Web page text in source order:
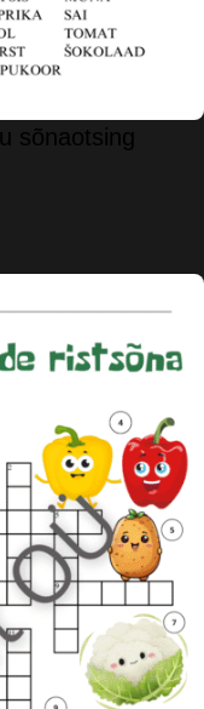
sõnaotsing